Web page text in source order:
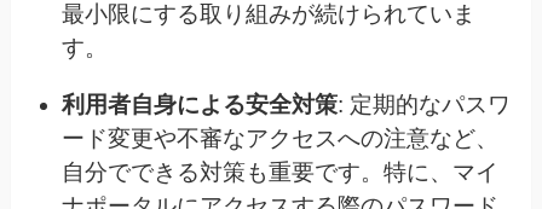
最小限にする取り組みが続けられていま
す。
利用者自身による安全対策: 定期的なパスワ
ード変更や不審なアクセスへの注意など、
自分でできる対策も重要です。特に、マイ